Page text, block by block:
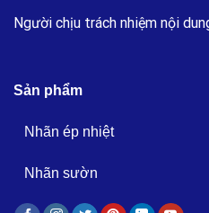
Người chịu trách nhiệm nội
Sản phẩm
Nhãn ép nhiệt
Nhãn sườn